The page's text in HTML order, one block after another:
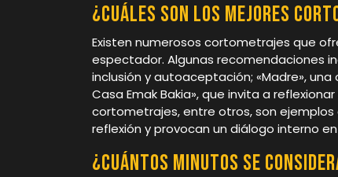
¿Cuáles son los mejores
Existen numerosos cortometrajes que
espectador. Algunas recomendaciones
inclusión y autoaceptación; «Madre»,
Casa Emak Bakia», que invita a
cortometrajes, entre otros, son
reflexión y provocan un diálogo interno
¿Cuántos minutos se